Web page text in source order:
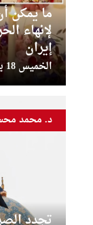
ما يمكن
لإنهاء
إيران
الخميس 18 يونيو 2026 - 15:01:18
د. محمد